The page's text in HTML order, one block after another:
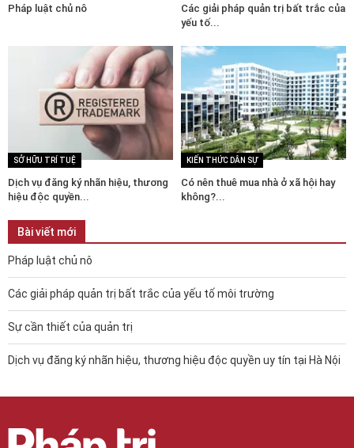
Pháp luật chủ nô
Các giải pháp quản trị bất trắc của
yếu tố...
SỞ HỮU TRÍ TUỆ
Dịch vụ đăng ký nhãn hiệu, thương
hiệu độc quyền...
KIẾN THỨC DÂN SỰ
Có nên thuê mua nhà ở xã hội hay
không?...
Bài viết mới
Pháp luật chủ nô
Các giải pháp quản trị bất trắc của yếu tố môi trường
Sự cần thiết của quản trị
Dịch vụ đăng ký nhãn hiệu, thương hiệu độc quyền uy tín tại Hà Nội